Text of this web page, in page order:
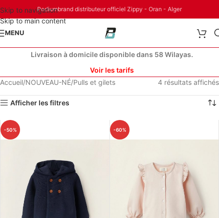
Skip to navigation
Skip to main content
Podiumbrand distributeur officiel Zippy - Oran - Alger
MENU
Livraison à domicile disponible dans 58 Wilayas.
Voir les tarifs
Accueil NOUVEAU-NÉ Pulls et gilets 4 résultats affichés
Afficher les filtres
-50% -60%